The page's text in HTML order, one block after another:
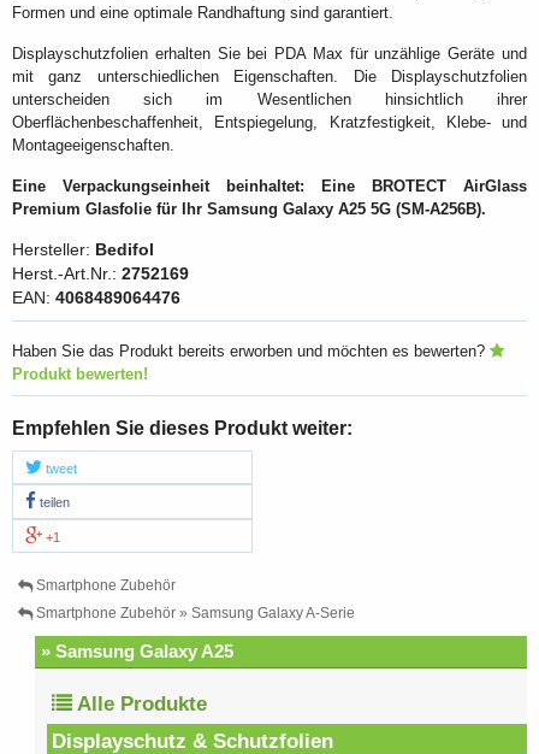
Formen und eine optimale Randhaftung sind garantiert.
Displayschutzfolien erhalten Sie bei PDA Max für unzählige Geräte und
mit ganz unterschiedlichen Eigenschaften. Die Displayschutzfolien
unterscheiden sich im Wesentlichen hinsichtlich ihrer
Oberflächenbeschaffenheit, Entspiegelung, Kratzfestigkeit, Klebe- und
Montageeigenschaften.
Eine Verpackungseinheit beinhaltet: Eine BROTECT AirGlass
Premium Glasfolie für Ihr Samsung Galaxy A25 5G (SM-A256B).
Hersteller: Bedifol
Herst.-Art.Nr.: 2752169
EAN: 4068489064476
Haben Sie das Produkt bereits erworben und möchten es bewerten?
Produkt bewerten!
Empfehlen Sie dieses Produkt weiter:
tweet
teilen
+1
Smartphone Zubehör
Smartphone Zubehör » Samsung Galaxy A-Serie
» Samsung Galaxy A25
Alle Produkte
Displayschutz & Schutzfolien